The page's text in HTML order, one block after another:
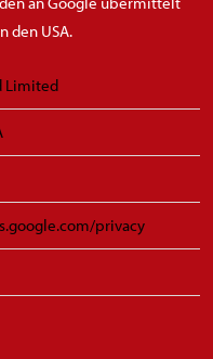
den USA.
Limited
privacy